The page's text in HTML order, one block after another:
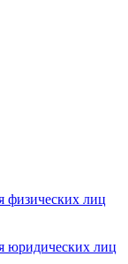
физических лиц
юридических лиц